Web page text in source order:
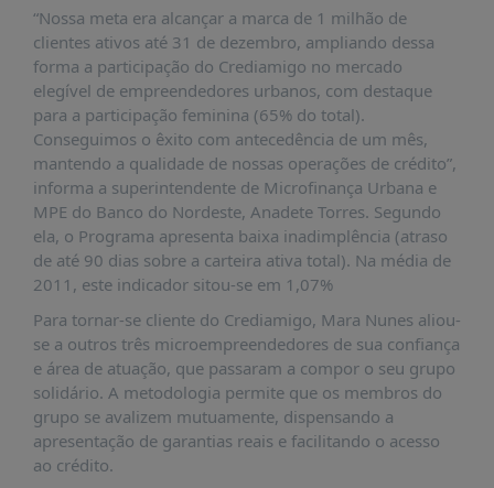
DADOS
FRENTE
PARLAMENTAR
SOBRE
A
FRENTE
MATERIAIS
INFORMAÇÕES
CURSOS
E
EVENTOS
INSCRIÇÕES
MATERIAIS
DISPONÍVEIS
“Nossa meta era alcançar a marca de 1 milhão de
clientes ativos até 31 de dezembro, ampliando dessa
forma a participação do Crediamigo no mercado
elegível de empreendedores urbanos, com destaque
para a participação feminina (65% do total).
Conseguimos o êxito com antecedência de um mês,
mantendo a qualidade de nossas operações de crédito”,
informa a superintendente de Microfinança Urbana e
MPE do Banco do Nordeste, Anadete Torres. Segundo
ela, o Programa apresenta baixa inadimplência (atraso
de até 90 dias sobre a carteira ativa total). Na média de
2011, este indicador sitou-se em 1,07%
Para tornar-se cliente do Crediamigo, Mara Nunes aliou-
se a outros três microempreendedores de sua confiança
e área de atuação, que passaram a compor o seu grupo
solidário. A metodologia permite que os membros do
grupo se avalizem mutuamente, dispensando a
apresentação de garantias reais e facilitando o acesso
ao crédito.